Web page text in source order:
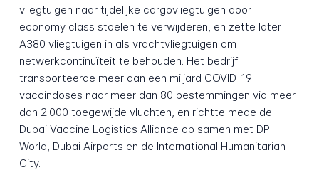
vliegtuigen naar tijdelijke cargovliegtuigen door
economy class stoelen te verwijderen, en zette later
A380 vliegtuigen in als vrachtvliegtuigen om
netwerkcontinuïteit te behouden. Het bedrijf
transporteerde meer dan een miljard COVID-19
vaccindoses naar meer dan 80 bestemmingen via meer
dan 2.000 toegewijde vluchten, en richtte mede de
Dubai Vaccine Logistics Alliance op samen met DP
World, Dubai Airports en de International Humanitarian
City.